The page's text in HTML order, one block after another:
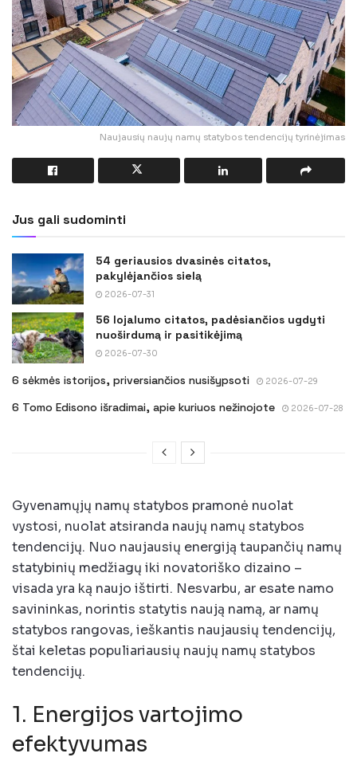
Naujausių naujų namų statybos tendencijų tyrinėjimas
Jus gali sudominti
54 geriausios dvasinės citatos,
pakylėjančios sielą
2026-07-31
56 lojalumo citatos, padėsiančios ugdyti
nuoširdumą ir pasitikėjimą
2026-07-30
6 sėkmės istorijos, priversiančios nusišypsoti 2026-07-29
6 Tomo Edisono išradimai, apie kuriuos nežinojote 2026-07-28
Gyvenamųjų namų statybos pramonė nuolat
vystosi, nuolat atsiranda naujų namų statybos
tendencijų. Nuo naujausių energiją taupančių namų
statybinių medžiagų iki novatoriško dizaino –
visada yra ką naujo ištirti. Nesvarbu, ar esate namo
savininkas, norintis statytis naują namą, ar namų
statybos rangovas, ieškantis naujausių tendencijų,
štai keletas populiariausių naujų namų statybos
tendencijų.
1. Energijos vartojimo
efektyvumas